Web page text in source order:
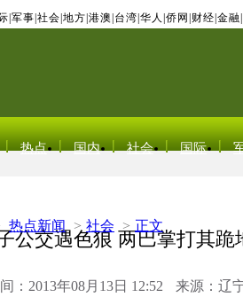
军事 社会 地方 港澳 台湾 华人 侨网 财经 金融
热点 国内 社会 国际
热点新闻 > 社会 > 正文
公交遇色狼 两巴掌打其跪
：2013年08月13日 12:52 来源：辽